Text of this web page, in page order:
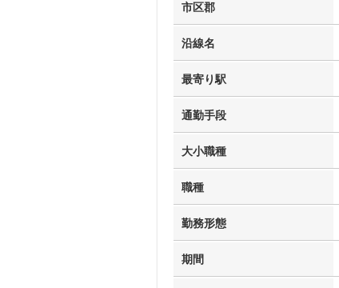
市区郡
沿線名
最寄り駅
通勤手段
大小職種
職種
勤務形態
期間